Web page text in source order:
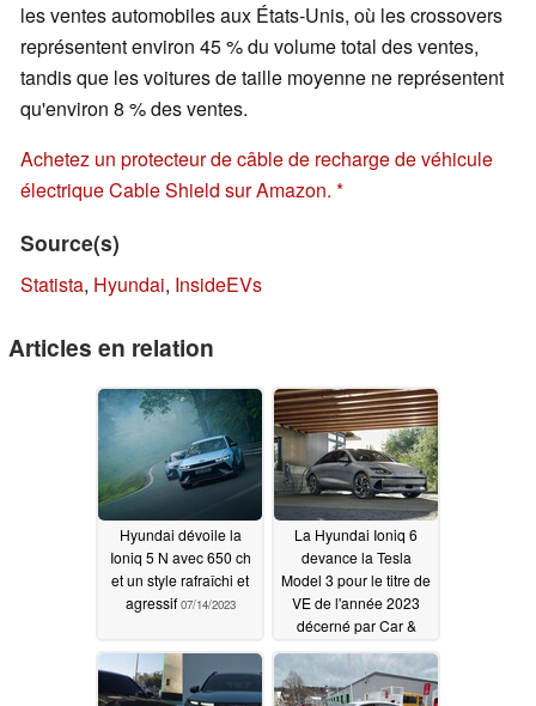
les ventes automobiles aux États-Unis, où les crossovers
représentent environ 45 % du volume total des ventes,
tandis que les voitures de taille moyenne ne représentent
qu'environ 8 % des ventes.
Achetez un protecteur de câble de recharge de véhicule
électrique Cable Shield sur Amazon.
Source(s)
Statista, Hyundai, InsideEVs
Articles en relation
Hyundai dévoile la
Ioniq 5 N avec 650 ch
et un style rafraîchi et
agressif 07/14/2023
La Hyundai Ioniq 6
devance la Tesla
Model 3 pour le titre de
VE de l'année 2023
décerné par Car &
Driver, malgré une
esthétique
controversée06/29/2023